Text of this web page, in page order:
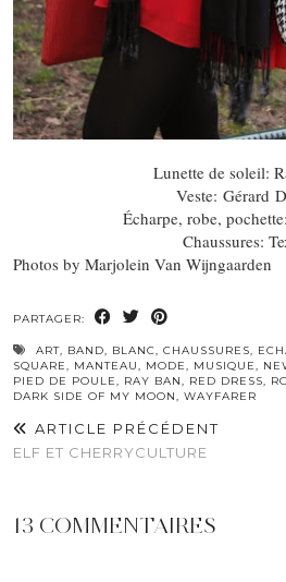
Lunette de soleil:
Veste: Gérard
Écharpe, robe,
Chaussures:
Photos by Marjolein Van Wijngaarden
PARTAGER:
ART, BAND, BLANC, CHAUSSURES,
SQUARE, MANTEAU, MODE, MUSIQUE,
PIED DE POULE, RAY BAN, RED DRESS,
DARK SIDE OF MY MOON, WAYFARER
ARTICLE PRÉCÉDENT
ELF ET CHERRYCULTURE
13 COMMENTAIRES